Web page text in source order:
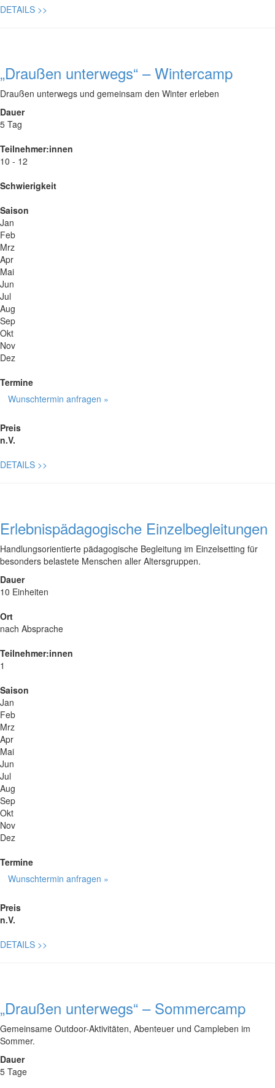
DETAILS >>
„Draußen unterwegs“ – Wintercamp
Draußen unterwegs und gemeinsam den Winter erleben
Dauer
5 Tag
Teilnehmer:innen
10 - 12
Schwierigkeit
Saison
Jan
Feb
Mrz
Apr
Mai
Jun
Jul
Aug
Sep
Okt
Nov
Dez
Termine
Wunschtermin anfragen »
Preis
n.V.
DETAILS >>
Erlebnispädagogische Einzelbegleitungen
Handlungsorientierte pädagogische Begleitung im Einzelsetting für
besonders belastete Menschen aller Altersgruppen.
Dauer
10 Einheiten
Ort
nach Absprache
Teilnehmer:innen
1
Saison
Jan
Feb
Mrz
Apr
Mai
Jun
Jul
Aug
Sep
Okt
Nov
Dez
Termine
Wunschtermin anfragen »
Preis
n.V.
DETAILS >>
„Draußen unterwegs“ – Sommercamp
Gemeinsame Outdoor-Aktivitäten, Abenteuer und Campleben im
Sommer.
Dauer
5 Tage